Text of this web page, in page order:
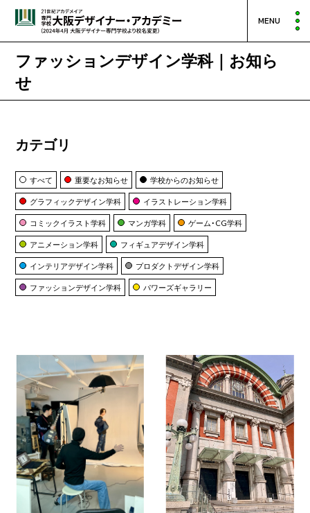
MENU
ファッションデザイン学科｜お知ら
せ
カテゴリ
すべて 重要なお知らせ
学校からのお知らせ
グラフィックデザイン学科
イラストレーション学科
コミックイラスト学科
マンガ学科
ゲーム・CG学科
アニメーション学科
フィギュアデザイン学科
インテリアデザイン学科
プロダクトデザイン学科
ファッションデザイン学科
パワーズギャラリー